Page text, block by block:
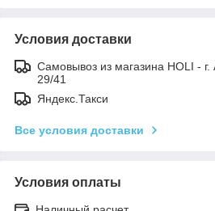
Условия доставки
Самовывоз из магазина HOLI -
29/41
Яндекс.Такси
Все условия доставки
Условия оплаты